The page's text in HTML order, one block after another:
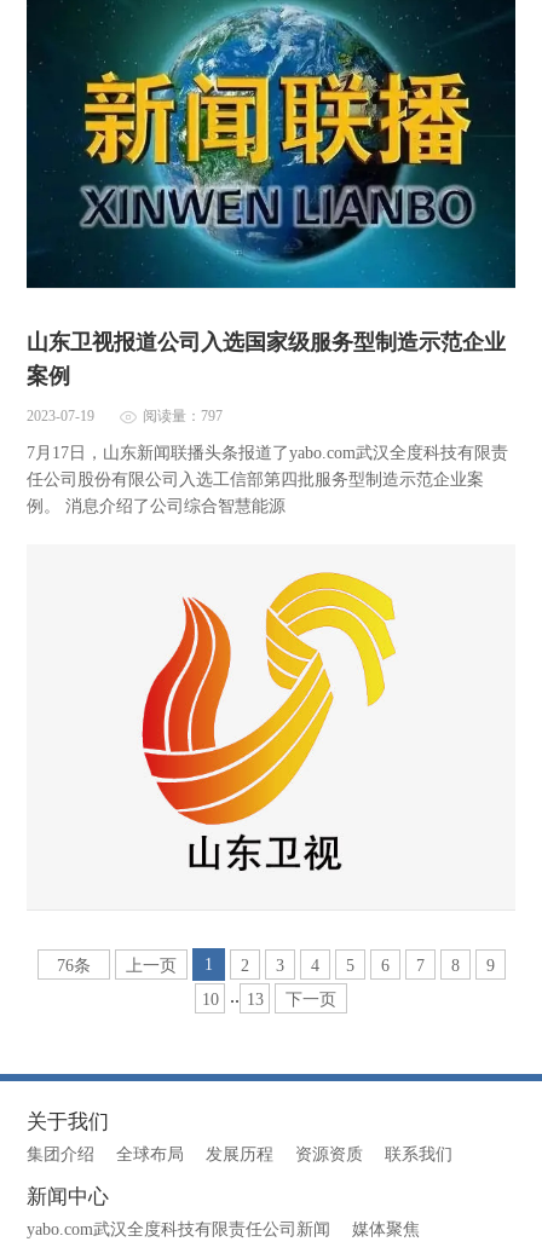
山东卫视报道公司入选国家级服务型制造示范企业
案例
2023-07-19 阅读量：797
7月17日，山东新闻联播头条报道了yabo.com武汉全度科技有限责
任公司股份有限公司入选工信部第四批服务型制造示范企业案
例。 消息介绍了公司综合智慧能源
76条 上一页 1 2 3 4 5 6 7 8
9
10
.. 13 下一页
关于我们
集团介绍 全球布局 发展历程 资源资质 联系我们
新闻中心
yabo.com武汉全度科技有限责任公司新闻 媒体聚焦